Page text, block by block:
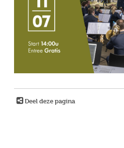
Deel deze pagina